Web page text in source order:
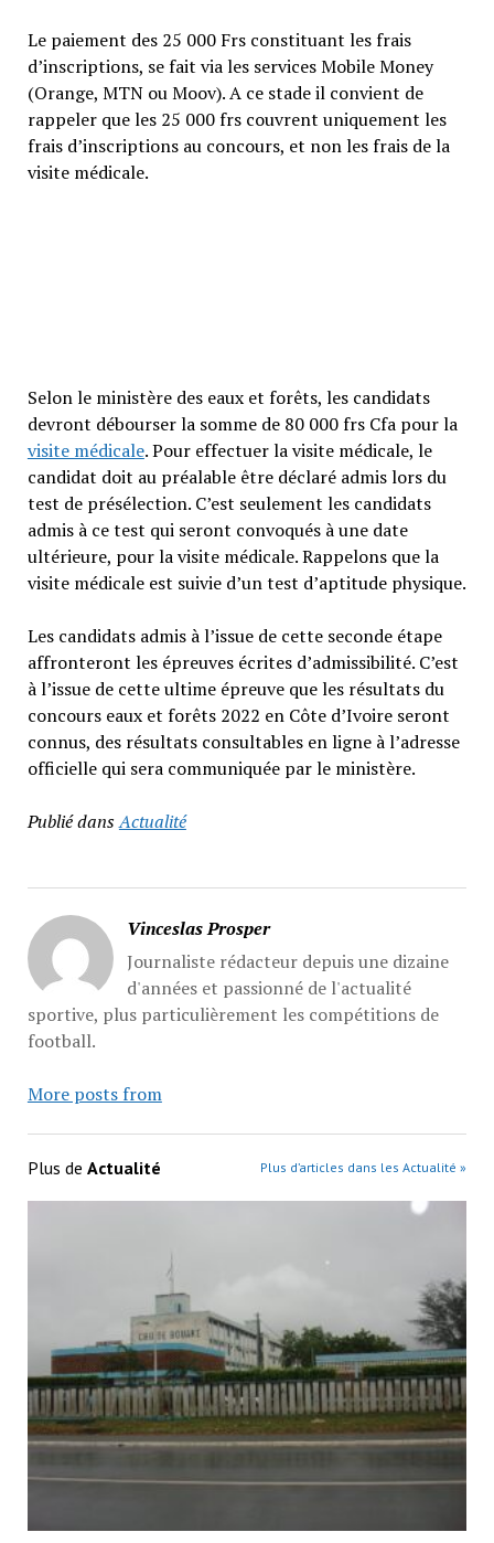
Le paiement des 25 000 Frs constituant les frais
d’inscriptions, se fait via les services Mobile Money
(Orange, MTN ou Moov). A ce stade il convient de
rappeler que les 25 000 frs couvrent uniquement les
frais d’inscriptions au concours, et non les frais de la
visite médicale.
Selon le ministère des eaux et forêts, les candidats
devront débourser la somme de 80 000 frs Cfa pour la
visite médicale. Pour effectuer la visite médicale, le
candidat doit au préalable être déclaré admis lors du
test de présélection. C’est seulement les candidats
admis à ce test qui seront convoqués à une date
ultérieure, pour la visite médicale. Rappelons que la
visite médicale est suivie d’un test d’aptitude physique.
Les candidats admis à l’issue de cette seconde étape
affronteront les épreuves écrites d’admissibilité. C’est
à l’issue de cette ultime épreuve que les résultats du
concours eaux et forêts 2022 en Côte d’Ivoire seront
connus, des résultats consultables en ligne à l’adresse
officielle qui sera communiquée par le ministère.
Publié dansActualité
Vinceslas Prosper
Journaliste rédacteur depuis une dizaine
d'années et passionné de l'actualité
sportive, plus particulièrement les compétitions de
football.
More posts from
Plus de Actualité Plus d’articles dans les Actualité »